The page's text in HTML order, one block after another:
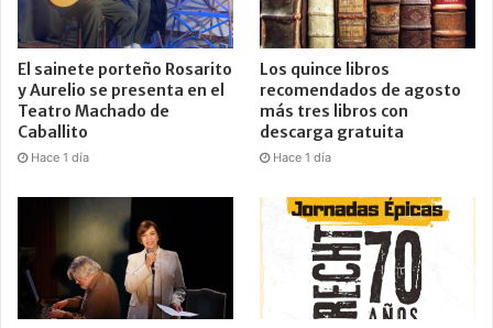
El sainete porteño Rosarito
y Aurelio se presenta en el
Teatro Machado de
Caballito
Hace 1 día
Los quince libros
recomendados de agosto
más tres libros con
descarga gratuita
Hace 1 día